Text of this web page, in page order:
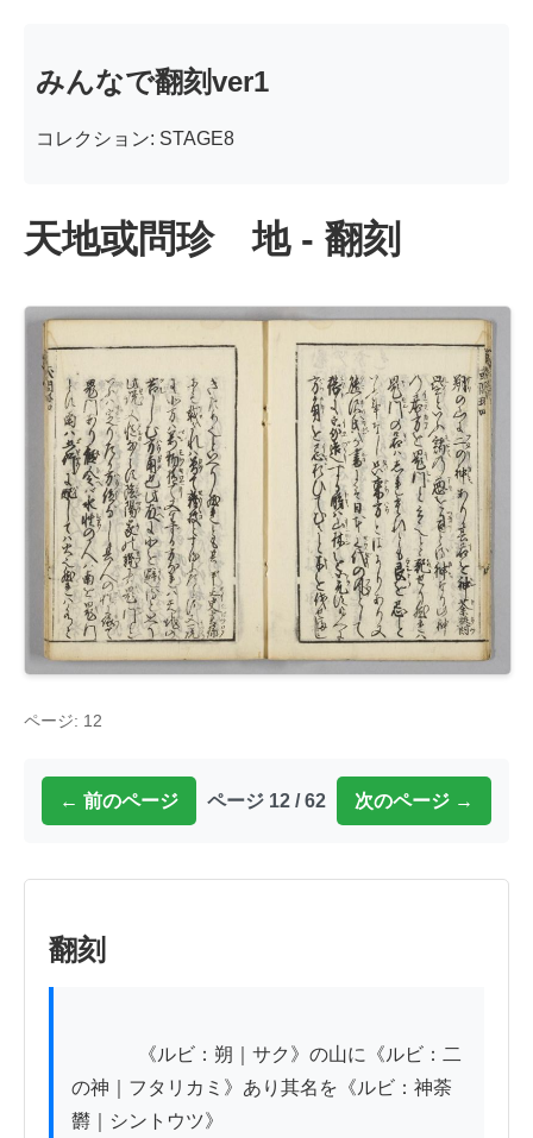
みんなで翻刻ver1
コレクション: STAGE8
天地或問珍 地 - 翻刻
ページ: 12
← 前のページ ページ 12 / 62 次のページ →
翻刻
の神｜フタリカミ》あり其名を《ルビ：神荼
欝｜シントウツ》